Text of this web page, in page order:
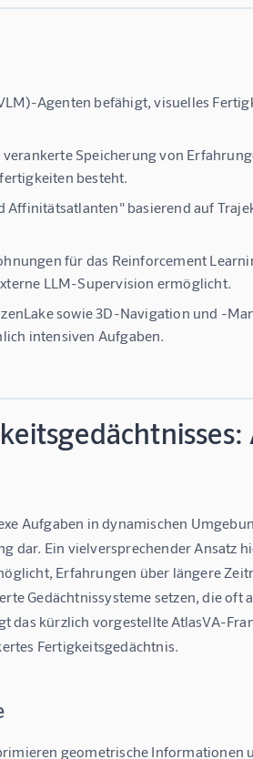
Agenten befähigt, visuelles
Speicherung von
besteht.
basierend auf
für das Reinforcement
LLM-Supervision ermöglicht.
sowie 3D-Navigation und -
intensiven Aufgaben.
Aufgaben in dynamischen
dar. Ein vielversprechender Ansatz
Erfahrungen über längere
Gedächtnissysteme setzen, die oft
das kürzlich vorgestellte AtlasVA-
Fertigkeitsgedächtnis.
geometrische Informationen